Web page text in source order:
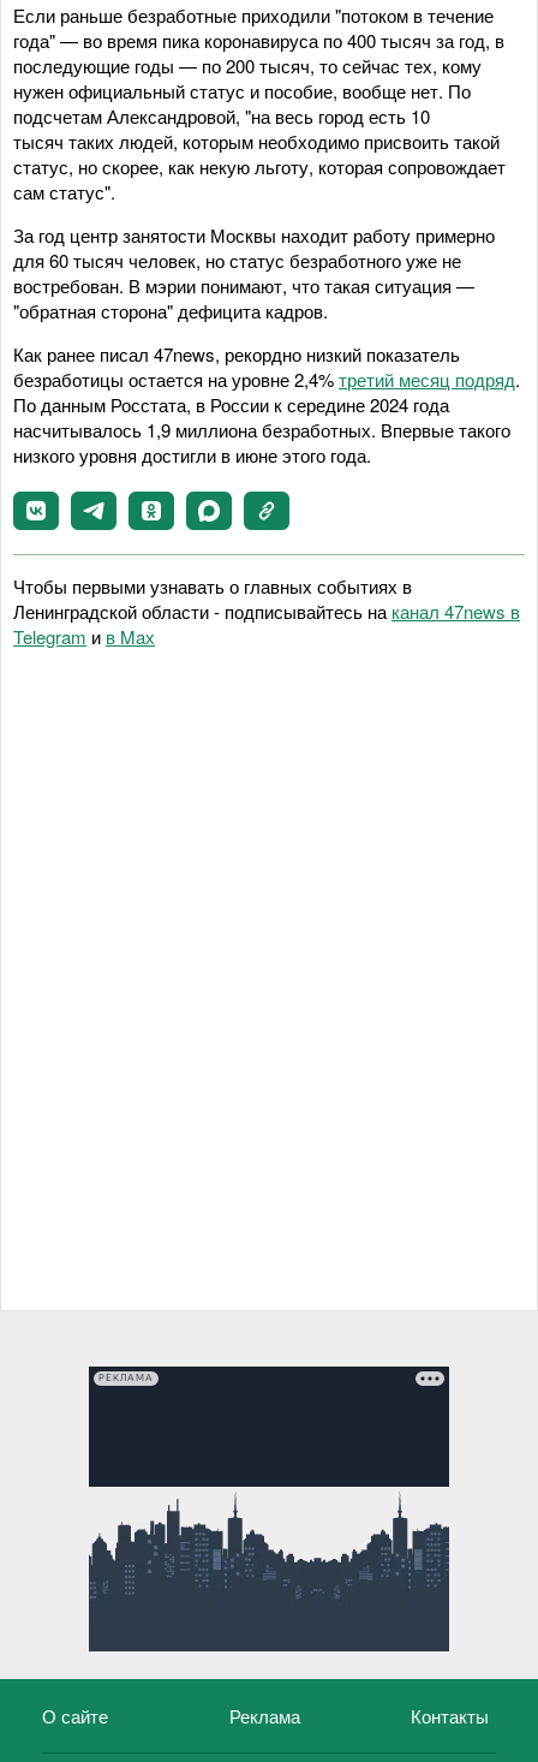
Если раньше безработные приходили "потоком в течение
года" — во время пика коронавируса по 400 тысяч за год, в
последующие годы — по 200 тысяч, то сейчас тех, кому
нужен официальный статус и пособие, вообще нет. По
подсчетам Александровой, "на весь город есть 10
тысяч таких людей, которым необходимо присвоить такой
статус, но скорее, как некую льготу, которая сопровождает
сам статус".
За год центр занятости Москвы находит работу примерно
для 60 тысяч человек, но статус безработного уже не
востребован. В мэрии понимают, что такая ситуация —
"обратная сторона" дефицита кадров.
Как ранее писал 47news, рекордно низкий показатель
безработицы остается на уровне 2,4%третий месяц подряд.
По данным Росстата, в России к середине 2024 года
насчитывалось 1,9 миллиона безработных. Впервые такого
низкого уровня достигли в июне этого года.
Чтобы первыми узнавать о главных событиях в
Ленинградской области - подписывайтесь на канал 47news в
Telegram и в Maх
РЕКЛАМА
О сайте Реклама Контакты